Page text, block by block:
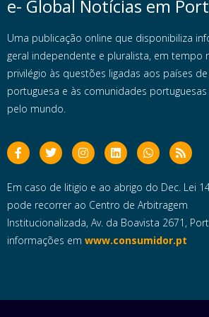
e- Global Notícias em
Uma publicação online que disponibiliza
geral independente e pluralista, em tempo
privilégio às questões ligadas aos países de
portuguesa e às comunidades
pelo mundo.
Em caso de litigio e ao abrigo do Dec. Lei
pode recorrer ao Centro de Arbitragem
Institucionalizada, Av. da Boavista 2671,
informações em www.consumidor.pt